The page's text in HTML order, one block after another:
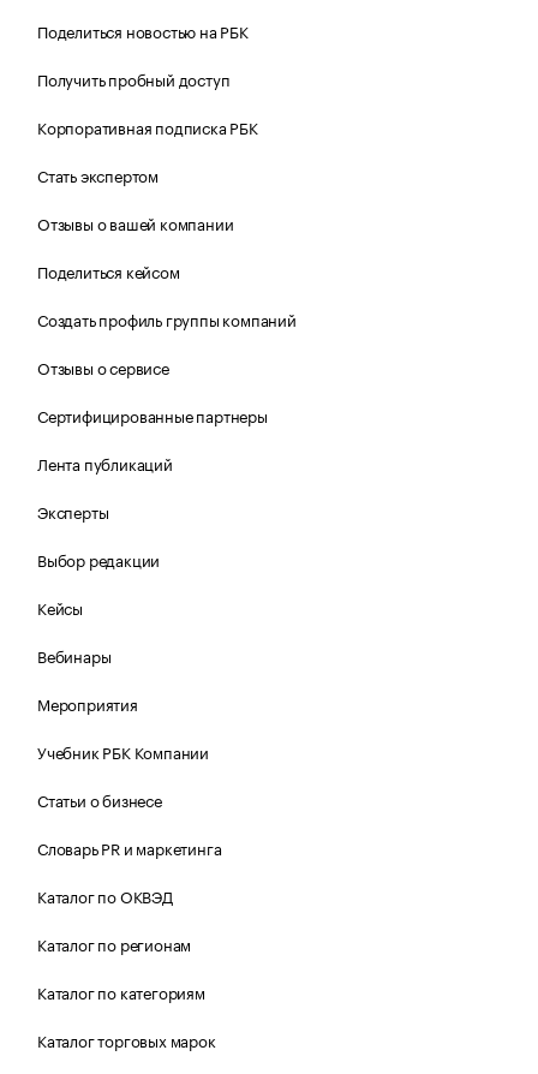
Поделиться новостью на РБК
Получить пробный доступ
Корпоративная подписка РБК
Стать экспертом
Отзывы о вашей компании
Поделиться кейсом
Создать профиль группы компаний
Отзывы о сервисе
Сертифицированные партнеры
Лента публикаций
Эксперты
Выбор редакции
Кейсы
Вебинары
Мероприятия
Учебник РБК Компании
Статьи о бизнесе
Словарь PR и маркетинга
Каталог по ОКВЭД
Каталог по регионам
Каталог по категориям
Каталог торговых марок